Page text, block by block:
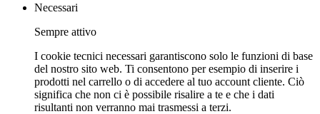
Necessari
Sempre attivo
I cookie tecnici necessari garantiscono solo le funzioni di base
del nostro sito web. Ti consentono per esempio di inserire i
prodotti nel carrello o di accedere al tuo account cliente. Ciò
significa che non ci è possibile risalire a te e che i dati
risultanti non verranno mai trasmessi a terzi.